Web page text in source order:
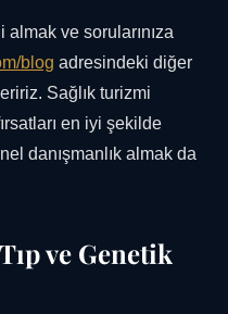
ve sorularınıza
blog adresindeki diğer
Sağlık turizmi
en iyi şekilde
danışmanlık almak da
ve Genetik